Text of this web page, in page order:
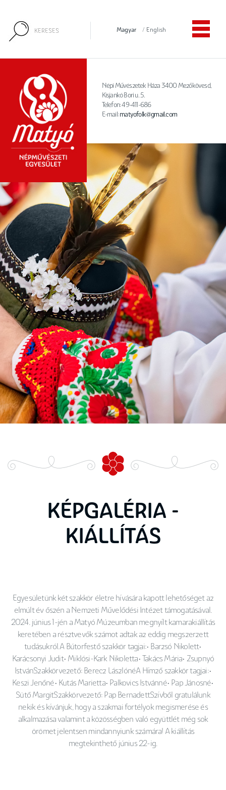
Magyar / English
Népi Művészetek Háza 3400 Mezőkövesd,
Kisjankó Bori u. 5.
Telefon: 49-411-686
E-mail:matyofolk@gmail.com
KÉPGALÉRIA -
KIÁLLÍTÁS
Egyesületünk két szakkör életre hívására kapott lehetőséget az
elmúlt év őszén a Nemzeti Művelődési Intézet támogatásával.
2024. június 1-jén a Matyó Múzeumban megnyílt kamarakiállítás
keretében a résztvevők számot adtak az eddig megszerzett
tudásukról.A Bútorfestő szakkör tagjai:• Barzsó Nikolett•
Karácsonyi Judit• Miklósi-Kark Nikoletta• Takács Mária• Zsupnyó
IstvánSzakkörvezető: Berecz LászlónéA Hímző szakkör tagjai:•
Keszi Jenőné• Kutás Marietta• Palkovics Istvánné• Pap Jánosné•
Sütő MargitSzakkörvezető: Pap BernadettSzívből gratulálunk
nekik és kívánjuk, hogy a szakmai fortélyok megismerése és
alkalmazása valamint a közösségben való együttlét még sok
örömet jelentsen mindannyiunk számára! A kiállítás
megtekinthető június 22-ig.